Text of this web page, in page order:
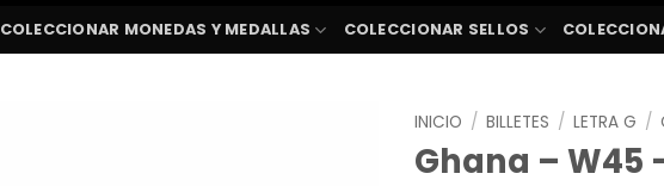
COLECCIONAR MONEDAS Y MEDALLAS COLECCIONAR SELLOS
INICIO / BILLETES / LETRA G /
Ghana – W45